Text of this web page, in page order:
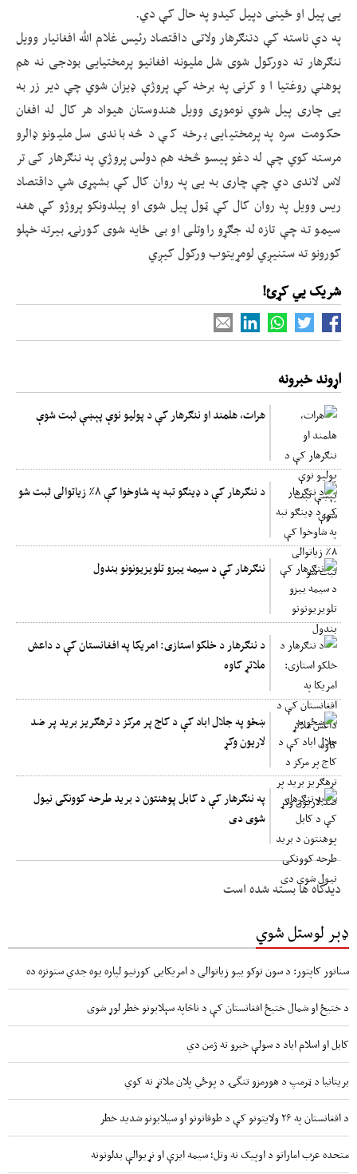
یی پیل او ځینی دپیل کیدو په حال کې دي.
په دې ناسته کې دننګرهار ولاتی داقتصاد رئیس غلام الله افغانیار وویل
ننګرهار ته دورکول شوی شل ملیونه افغانیو پرمختیایی بودجی نه هم
پوهنې روغتیا ا و کرنی په برخه کې پروژې ډیزان شوي چې دیر زر به
یی چاری پیل شوي نوموړی وویل هندوستان هیواد هر کال له افغان
حکومت سره په پرمختیایی برخه کې د څه باندی سل ملیونو ډالرو
مرسته کوي چې له دغو پیسو څخه هم دولس پروژي په ننګرهار کی تر
لاس لاندی دي چې چاری به یی په روان کال کې بشپړی شي داقتصاد
ریس وویل په روان کال کې ټول پیل شوی او پیلدونکو پروژو کې هغه
سیمو ته چې تازه له جګړو راوتلی او بی ځایه شوی کورنۍ بیرته خپلو
کورونو ته ستنیږي لومړیتوب ورکول کیږي
شریک یي کړئ!
اړوند خبرونه
هرات، هلمند او ننګرهار کې د پولیو نوې پېښې ثبت شوې
د ننګرهار کې د ډینګو تبه په شاوخوا کې ۸٪ زیاتوالی ثبت شو
ننګرهار کې د سيمه ييزو تلويزيونونو بندول
د ننګرهار د خلکو استازی: امریکا په افغانستان کې د داعش
ملاتړ کاوه
ښځو په جلال اباد کې د کاج پر مرکز د ترهګریز برید پر ضد
لاریون وکړ
په ننګرهار کې د کابل پوهنتون د برید طرحه کوونکی نیول
شوی دی
دیدگاه ها بسته شده است
ډېر لوستل شوي
سناتور کاپتور: د سون توکو بیو زیاتوالی د امریکایي کورنیو لپاره یوه جدي ستونزه ده
د ختیځ او شمال ختیځ افغانستان کې د ناڅاپه سېلابونو خطر لوړ شوی
کابل او اسلام اباد د سولې خبرو ته ژمن دي
بریتانیا د ټرمپ د هورمزو تنگۍ د پوځي پلان ملاتړ نه کوي
د افغانستان په ۲۶ ولایتونو کې د طوفانونو او سیلابونو شدید خطر
متحده عرب اماراتو د اوپیک نه وتل؛ سیمه ایزې او نړیوالې بدلونونه